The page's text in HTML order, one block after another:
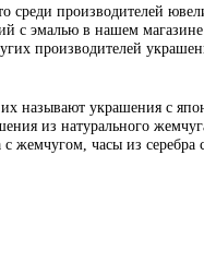
среди производителей
эмалью в нашем магазине
производителей
называют украшения с
из натурального
жемчугом, часы из